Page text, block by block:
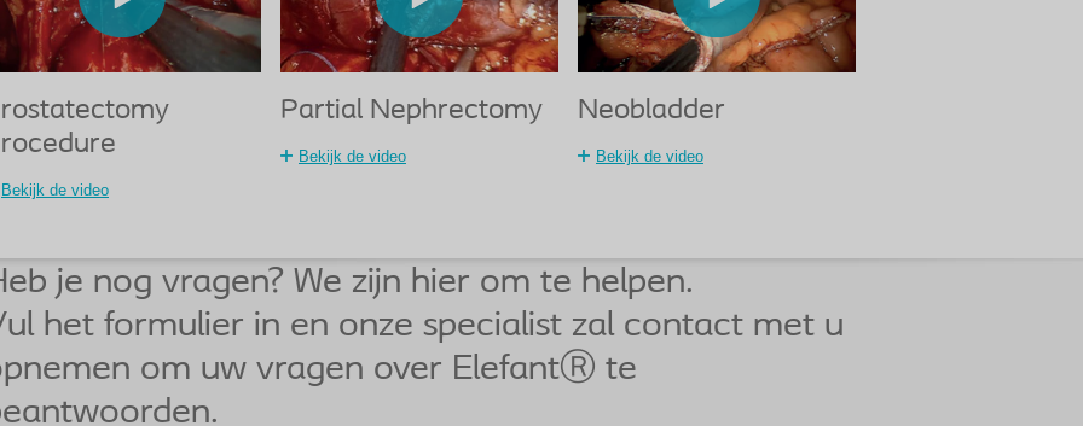
Bekijk de video
Partial Nephrectomy
Bekijk de video
Neobladder
Bekijk de video
je nog vragen? We zijn hier om te helpen.
het formulier in en onze specialist zal contact met u
om uw vragen over ElefantⓇ te